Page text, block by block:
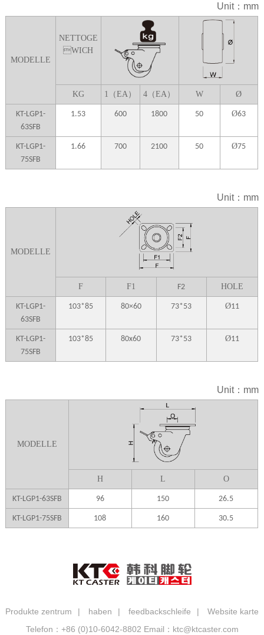
Unit：mm
MODELLE
NETTOGE
WICH
KG 1（EA） 4（EA） W Ø
KT-LGP1-
63SFB
1.53 600 1800 50 Ø63
KT-LGP1-
75SFB
1.66 700 2100 50 Ø75
Unit：mm
MODELLE
F F1 F2 HOLE
KT-LGP1-
63SFB
103*85 80×60 73*53 Ø11
KT-LGP1-
75SFB
103*85 80x60 73*53 Ø11
Unit：mm
MODELLE
H L O
KT-LGP1-63SFB 96 150 26.5
KT-LGP1-75SFB 108 160 30.5
Produkte zentrum | haben | feedbackschleife |
Website karte
Telefon：+86 (0)10-6042-8802 Email：ktc@ktcaster.com